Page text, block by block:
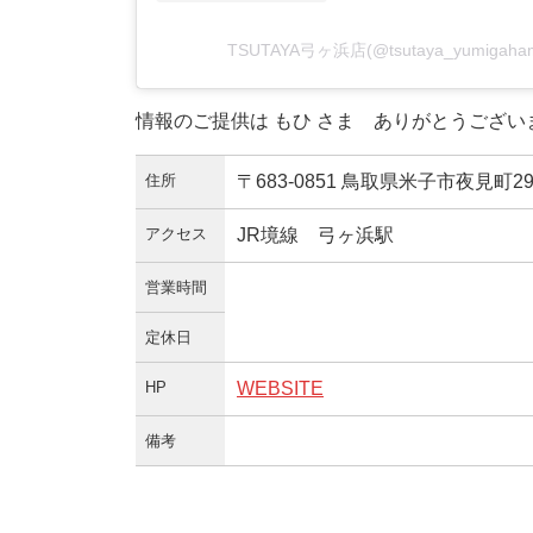
TSUTAYA弓ヶ浜店
情報のご提供は もひ さま ありがとうござい
住所 〒683-0851 鳥取県米子市夜見町
アクセス JR境線 弓ヶ浜駅
営業時間
定休日
HP WEBSITE
備考